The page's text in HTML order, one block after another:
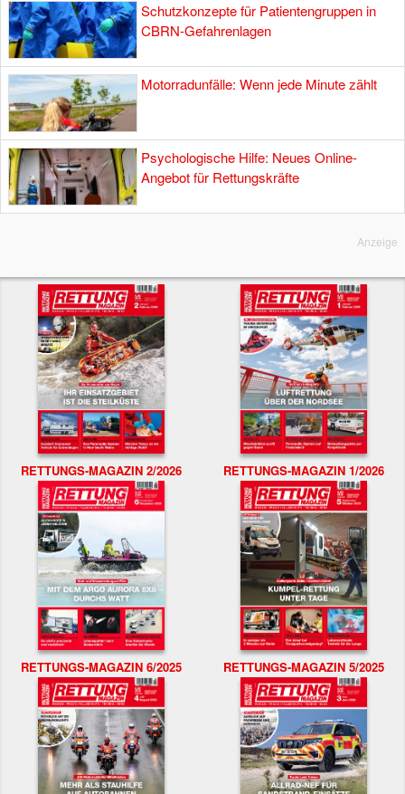
Schutzkonzepte für Patientengruppen in
CBRN-Gefahrenlagen
Motorradunfälle: Wenn jede Minute zählt
Psychologische Hilfe: Neues Online-
Angebot für Rettungskräfte
Anzeige
RETTUNGS-MAGAZIN 2/2026 RETTUNGS-MAGAZIN 1/2026
RETTUNGS-MAGAZIN 6/2025 RETTUNGS-MAGAZIN 5/2025